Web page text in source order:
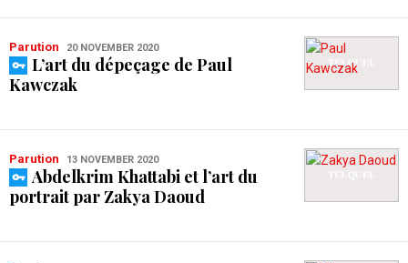
Parution 20 NOVEMBER 2020
L’art du dépeçage de Paul
Kawczak
Parution 13 NOVEMBER 2020
Abdelkrim Khattabi et l’art du
portrait par Zakya Daoud